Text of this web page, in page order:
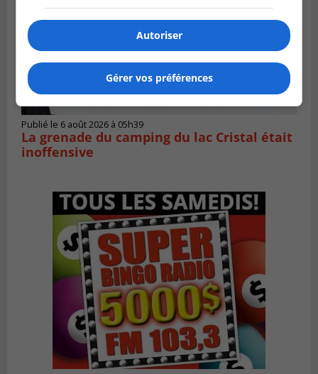
Publié le 6 août 2026 à 05h39
La grenade du camping du lac Cristal était
inoffensive
Autoriser
Gérer vos préférences